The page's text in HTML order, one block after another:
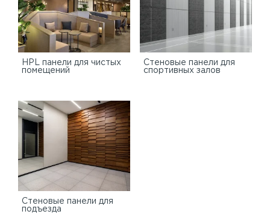
HPL панели для чистых
помещений
Стеновые панели для
спортивных залов
Стеновые панели для
подъезда